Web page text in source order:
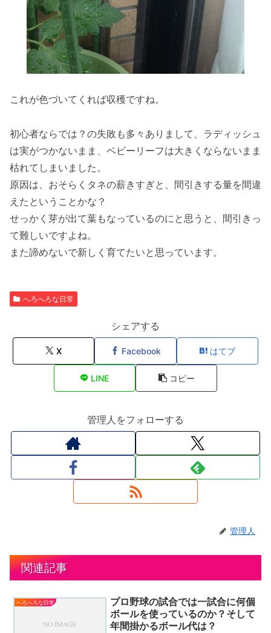
これが色づいてくれば収穫ですね。
初心者ならでは？の失敗も多々ありまして、ラディッシュ
は実がつかないまま、ベビーリーフは大きくならないまま
枯れてしまいました。
原因は、おそらくタネの薪きすぎと、間引きする量を間違
えたということかな？
せっかく芽が出て葉もなっているのにと思うと、間引きっ
て難しいですよね。
また諦めないで新しく育てたいと思っています。
へろへろな日常
シェアする
X Facebook はてブ
LINE コピー
管理人をフォローする
管理人
関連記事
へろへろな日常
プロ野球の試合では一試合に何個
ボールを使っているのか？そして
年間掛かるボール代は？